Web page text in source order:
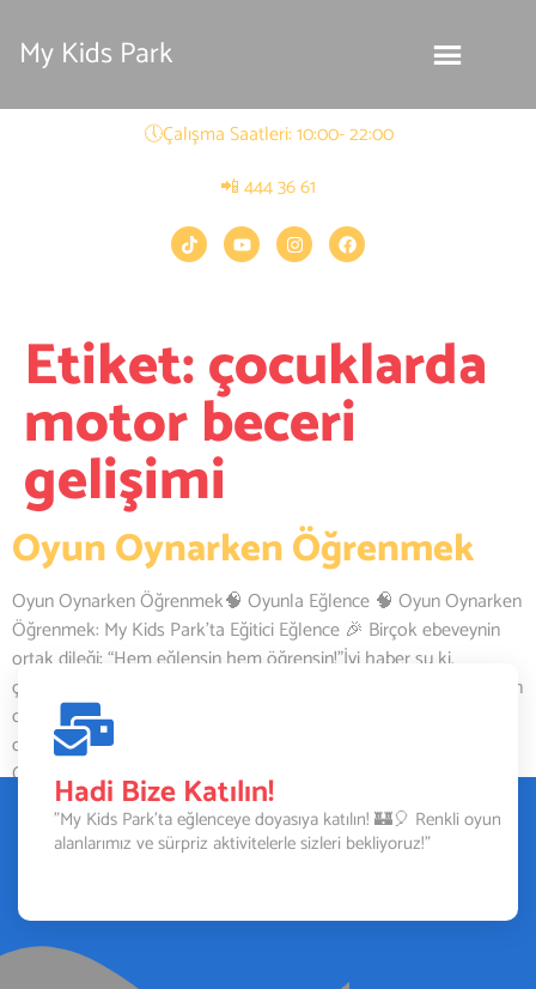
My Kids Park
🕔Çalışma Saatleri: 10:00- 22:00
📲 444 36 61
Etiket:çocuklarda
motor beceri
gelişimi
Oyun Oynarken Öğrenmek
Oyun Oynarken Öğrenmek🧠 Oyunla Eğlence 🧠 Oyun Oynarken
Öğrenmek: My Kids Park’ta Eğitici Eğlence 🎉 Birçok ebeveynin
ortak dileği: “Hem eğlensin hem öğrensin!”İyi haber şu ki,
çocuklar bunu zaten yapıyor! 👧🧒My Kids Park olarak, çocukların
oyun oynarken nasıl öğrendiklerini ve bu süreci nasıl
desteklediğimizi sizlerle paylaşmak istiyoruz. Oyna/ Öğren 🎨
Oyun, Çocukların En Doğal Öğrenme […]
Hadi Bize Katılın!
"My Kids Park’ta eğlenceye doyasıya katılın! 🏰🎈 Renkli oyun
alanlarımız ve sürpriz aktivitelerle sizleri bekliyoruz!"